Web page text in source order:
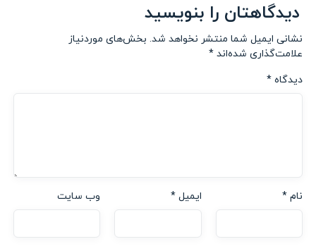
دیدگاهتان را بنویسید
نشانی ایمیل شما منتشر نخواهد شد. بخش‌های موردنیاز
علامت‌گذاری شده‌اند *
دیدگاه *
نام * ایمیل* وب‌ سایت